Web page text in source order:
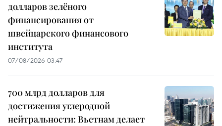
долларов зелёного
финансирования от
швейцарского финансового
института
07/08/2026 03:47
700 млрд долларов для
достижения углеродной
нейтральности: Вьетнам делает